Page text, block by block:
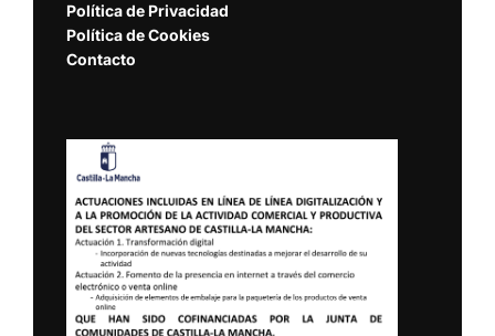
Política de Privacidad
Política de Cookies
Contacto